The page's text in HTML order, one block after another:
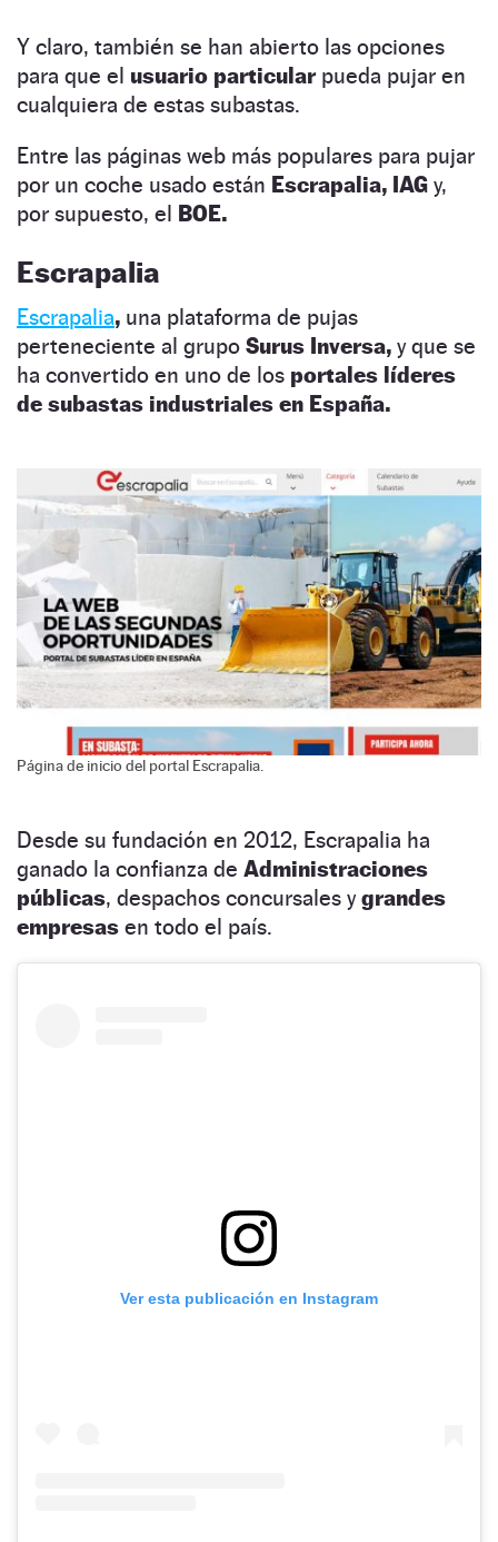
Y claro, también se han abierto las opciones
para que el usuario particularpueda pujar en
cualquiera de estas subastas.
Entre las páginas web más populares para pujar
por un coche usado están Escrapalia, IAG y,
por supuesto, el BOE.
Escrapalia
Escrapalia, una plataforma de pujas
perteneciente al grupo Surus Inversa, y que se
ha convertido en uno de los portales líderes
de subastas industriales en España.
Página de inicio del portal Escrapalia.
Desde su fundación en 2012, Escrapalia ha
ganado la confianza de Administraciones
públicas, despachos concursales ygrandes
empresas en todo el país.
Ver esta publicación en Instagram